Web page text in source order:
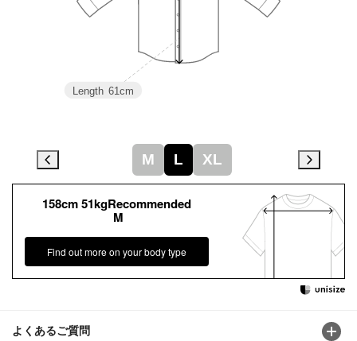
よくあるご質問
158cm 51kgRecommended
M
Find out more on your body type
Length 61cm
M L XL